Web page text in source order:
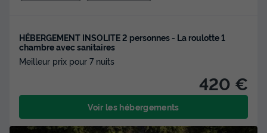
HÉBERGEMENT INSOLITE 2 personnes - La roulotte 1
chambre avec sanitaires
Meilleur prix pour 7 nuits
420 €
Voir les hébergements